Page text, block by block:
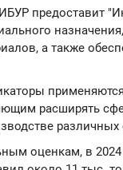
предоставит
а также
расширять
оценкам, в